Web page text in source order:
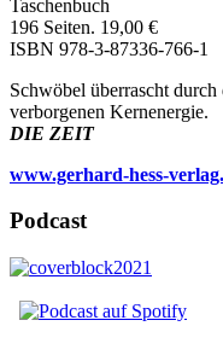
Taschenbuch
196 Seiten. 19,00 €
ISBN 978-3-87336-766-1
Schwöbel überrascht
verborgenen Kernenergie.
DIE ZEIT
www.gerhard-hess-
Podcast